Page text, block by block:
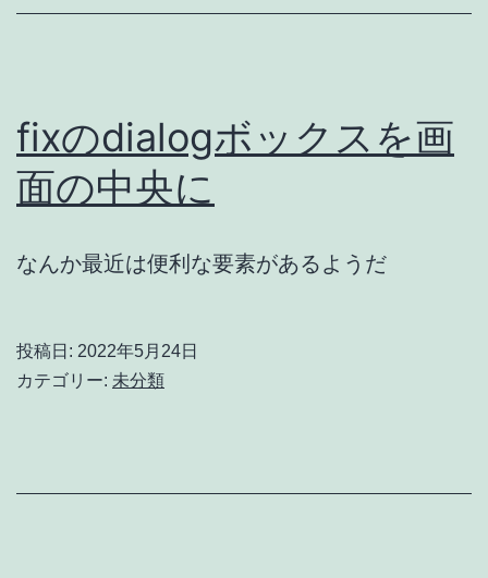
fixのdialogボックスを画
面の中央に
なんか最近は便利な要素があるようだ
投稿日: 2022年5月24日
カテゴリー: 未分類